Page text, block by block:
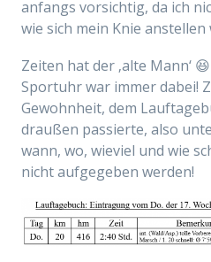
anfangs vorsichtig, da ich
wie sich mein Knie anstellen
Zeiten hat der ‚alte Mann‘
Sportuhr war immer dabei!
Gewohnheit, dem
draußen passierte, also
wann, wo, wieviel und wie
nicht aufgegeben werden!